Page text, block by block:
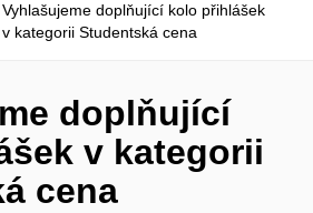
Vyhlašujeme doplňující kolo přihlášek
v kategorii Studentská cena
doplňující
v kategorii
cena